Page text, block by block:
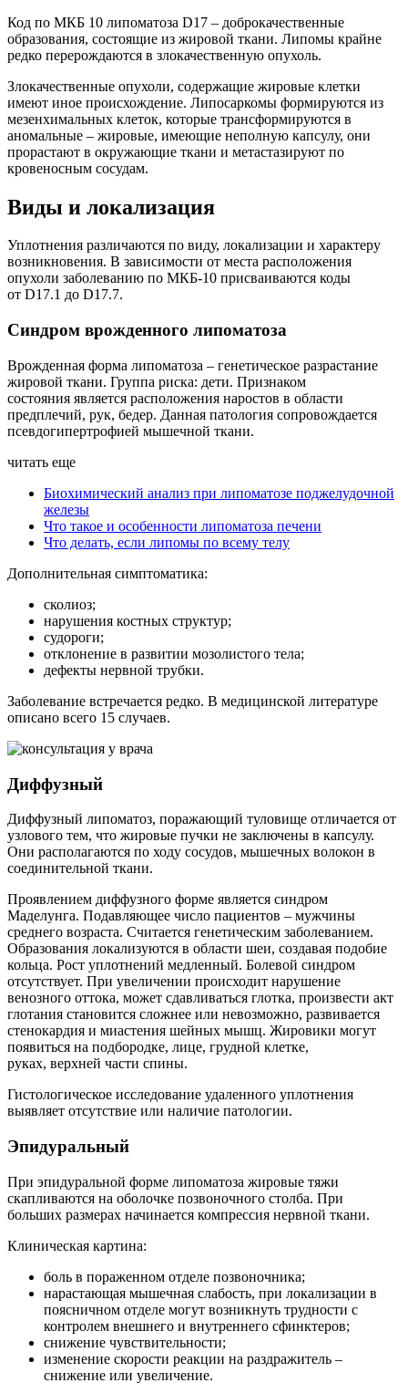
Код по МКБ 10 липоматоза D17 – доброкачественные
образования, состоящие из жировой ткани. Липомы крайне
редко перерождаются в злокачественную опухоль.
Злокачественные опухоли, содержащие жировые клетки
имеют иное происхождение. Липосаркомы формируются из
мезенхимальных клеток, которые трансформируются в
аномальные – жировые, имеющие неполную капсулу, они
прорастают в окружающие ткани и метастазируют по
кровеносным сосудам.
Виды и локализация
Уплотнения различаются по виду, локализации и характеру
возникновения. В зависимости от места расположения
опухоли заболеванию по МКБ-10 присваиваются коды
от D17.1 до D17.7.
Синдром врожденного липоматоза
Врожденная форма липоматоза – генетическое разрастание
жировой ткани. Группа риска: дети. Признаком
состояния является расположения наростов в области
предплечий, рук, бедер. Данная патология сопровождается
псевдогипертрофией мышечной ткани.
читать еще
Биохимический анализ при липоматозе поджелудочной
железы
Что такое и особенности липоматоза печени
Что делать, если липомы по всему телу
Дополнительная симптоматика:
сколиоз;
нарушения костных структур;
судороги;
отклонение в развитии мозолистого тела;
дефекты нервной трубки.
Заболевание встречается редко. В медицинской литературе
описано всего 15 случаев.
Диффузный
Диффузный липоматоз, поражающий туловище отличается от
узлового тем, что жировые пучки не заключены в капсулу.
Они располагаются по ходу сосудов, мышечных волокон в
соединительной ткани.
Проявлением диффузного форме является синдром
Маделунга. Подавляющее число пациентов – мужчины
среднего возраста. Считается генетическим заболеванием.
Образования локализуются в области шеи, создавая подобие
кольца. Рост уплотнений медленный. Болевой синдром
отсутствует. При увеличении происходит нарушение
венозного оттока, может сдавливаться глотка, произвести акт
глотания становится сложнее или невозможно, развивается
стенокардия и миастения шейных мышц. Жировики могут
появиться на подбородке, лице, грудной клетке,
руках, верхней части спины.
Гистологическое исследование удаленного уплотнения
выявляет отсутствие или наличие патологии.
Эпидуральный
При эпидуральной форме липоматоза жировые тяжи
скапливаются на оболочке позвоночного столба. При
больших размерах начинается компрессия нервной ткани.
Клиническая картина:
боль в пораженном отделе позвоночника;
нарастающая мышечная слабость, при локализации в
поясничном отделе могут возникнуть трудности с
контролем внешнего и внутреннего сфинктеров;
снижение чувствительности;
изменение скорости реакции на раздражитель –
снижение или увеличение.